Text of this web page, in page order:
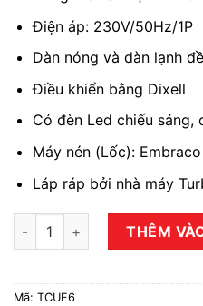
Điện áp: 230V/50Hz/1P
Dàn nóng và dàn lạnh
Điều khiển bằng Dixell
Có đèn Led chiếu sáng,
Máy nén (Lốc): Embraco
Láp ráp bởi nhà máy
Bàn đông 2 cánh Turbo Chef
THÊM
Mã: TCUF6